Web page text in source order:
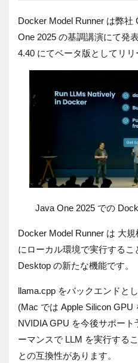
Docker Model Runner は弊
One 2025 の基調講演にて発
4.40 にてベータ版としてリリ
Java One 2025 での
Docker Model Runner は 大
にローカル環境で実行する
Desktop の新たな機能です。
llama.cpp をバックエンドと
(Mac では Apple Silicon GPU
NVIDIA GPU を今後サポー
ーマンスで LLM を実行する
との互換性があります。